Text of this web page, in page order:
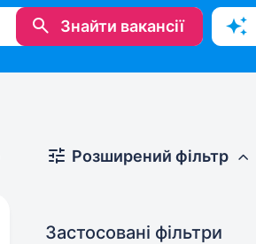
Знайти вакансії
Розширений фільтр
Застосовані фільтри